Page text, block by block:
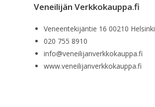
Veneilijän Verkkokauppa.fi
Veneentekijäntie 16 00210 Helsinki
020 755 8910
info@veneilijanverkkokauppa.fi
www.veneilijanverkkokauppa.fi